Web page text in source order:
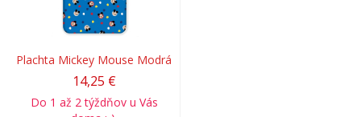
Plachta Mickey Mouse Modrá
14,25 €
Do 1 až 2 týždňov u Vás